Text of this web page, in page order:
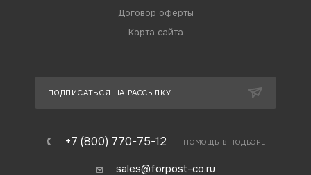
Договор оферты
Карта сайта
ПОДПИСАТЬСЯ НА РАССЫЛКУ
+7 (800) 770-75-12 ПОМОЩЬ В ПОДБОРЕ
sales@forpost-co.ru